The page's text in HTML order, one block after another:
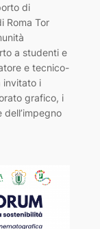
di
Roma Tor
a studenti e
e tecnico-
invitato i
grafico, i
dell’impegno